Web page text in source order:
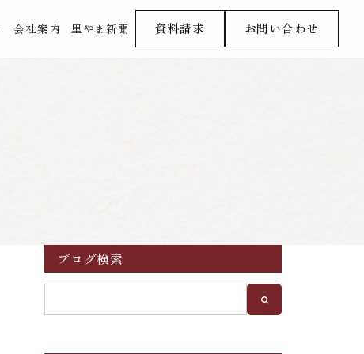
会社案内 里やま新聞 資料請求 お問い合わせ
ブログ検索